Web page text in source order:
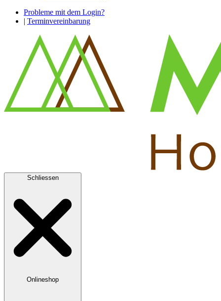
Probleme mit dem Login?
| Terminvereinbarung
Schliessen
Onlineshop